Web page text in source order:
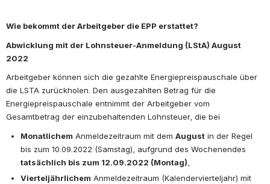
Wie bekommt der Arbeitgeber die EPP erstattet?
Abwicklung mit der Lohnsteuer-Anmeldung (LStA) August
2022
Arbeitgeber können sich die gezahlte Energiepreispauschale über
die LSTA zurückholen. Den ausgezahlten Betrag für die
Energiepreispauschale entnimmt der Arbeitgeber vom
Gesamtbetrag der einzubehaltenden Lohnsteuer, die bei
Monatlichem Anmeldezeitraum mit dem August in der Regel
tatsächlich bis zum 12.09.2022 (Montag),
Vierteljährlichem Anmeldezeitraum (Kalendervierteljahr) mit